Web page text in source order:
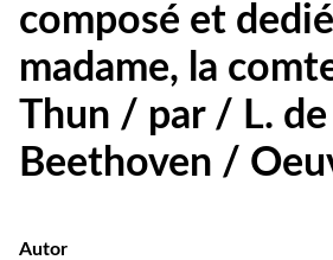
composé et
madame, la
Thun / par / L. de
Beethoven /
Autor